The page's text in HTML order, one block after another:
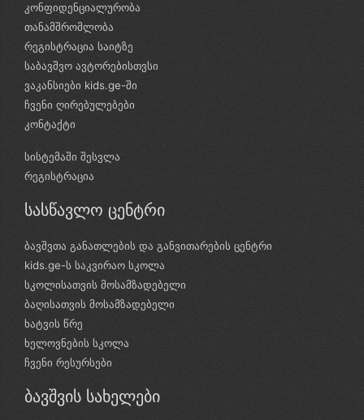
კონფიდენციალურობა
თანამშრომლობა
რეგისტრაცია საიტზე
საბავშვო ავტორებისთვსი
ვაკანსიები kids.ge-ში
ჩვენი ღირებულებები
კონტაქტი
სისტემაში შესვლა
რეგისტრაცია
სასწავლო ცენტრი
ბავშვთა განათლების და განვითარების ცენტრი
kids.ge-ს საკვირაო სკოლა
სკოლისათვის მოსამზადებელი
ბაღისათვის მოსამზადებელი
ხატვის წრე
ხელოვნების სკოლა
ჩვენი რესურსები
ბავშვის სახელები